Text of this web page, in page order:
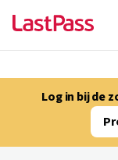
Log in bij de